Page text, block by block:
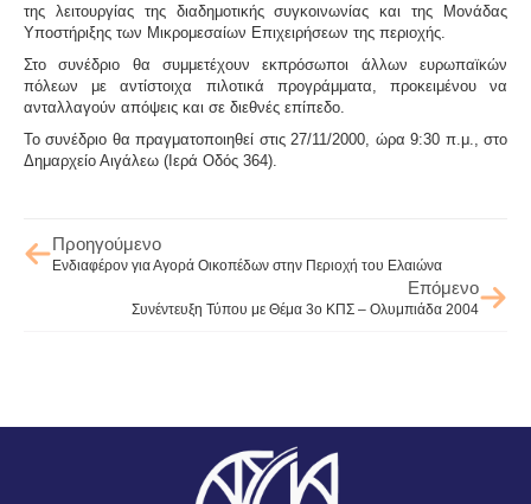
της λειτουργίας της διαδημοτικής συγκοινωνίας και της Μονάδας
Υποστήριξης των Μικρομεσαίων Επιχειρήσεων της περιοχής.
Στο συνέδριο θα συμμετέχουν εκπρόσωποι άλλων ευρωπαϊκών
πόλεων με αντίστοιχα πιλοτικά προγράμματα, προκειμένου να
ανταλλαγούν απόψεις και σε διεθνές επίπεδο.
Το συνέδριο θα πραγματοποιηθεί στις 27/11/2000, ώρα 9:30 π.μ., στο
Δημαρχείο Αιγάλεω (Ιερά Οδός 364).
Προηγούμενο
Ενδιαφέρον για Αγορά Οικοπέδων στην Περιοχή του Ελαιώνα
Επόμενο
Συνέντευξη Τύπου με Θέμα 3ο ΚΠΣ – Ολυμπιάδα 2004